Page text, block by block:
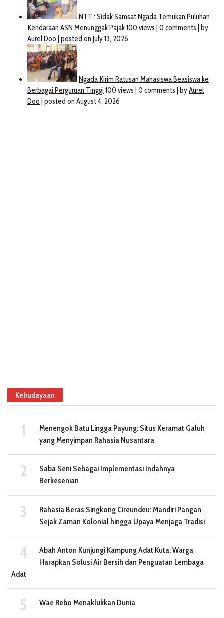
Kebudayaan
Menengok Batu Lingga Payung: Situs Keramat Galuh
yang Menyimpan Rahasia Nusantara
Saba Seni Sebagai Implementasi Indahnya
Berkesenian
Rahasia Beras Singkong Cireundeu: Mandiri Pangan
Sejak Zaman Kolonial hingga Upaya Menjaga Tradisi
Abah Anton Kunjungi Kampung Adat Kuta: Warga
Harapkan Solusi Air Bersih dan Penguatan Lembaga
Adat
Wae Rebo Menaklukkan Dunia